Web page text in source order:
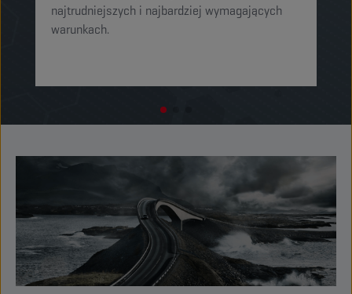
najtrudniejszych i najbardziej wymagających
warunkach.